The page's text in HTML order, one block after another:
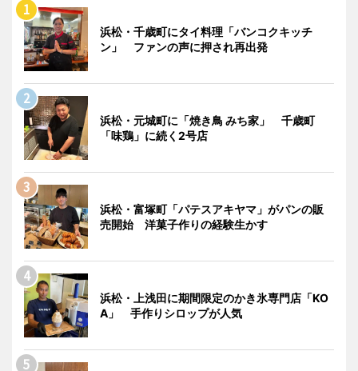
浜松・千歳町にタイ料理「バンコクキッチ
ン」 ファンの声に押され再出発
浜松・元城町に「焼き鳥 みち家」 千歳町
「味鶏」に続く2号店
浜松・富塚町「パテスアキヤマ」がパンの販
売開始 洋菓子作りの経験生かす
浜松・上浅田に期間限定のかき氷専門店「KO
A」 手作りシロップが人気